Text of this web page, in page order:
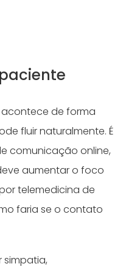
de forma
fluir naturalmente. É
comunicação online,
aumentar o foco
telemedicina de
faria se o contato
simpatia,